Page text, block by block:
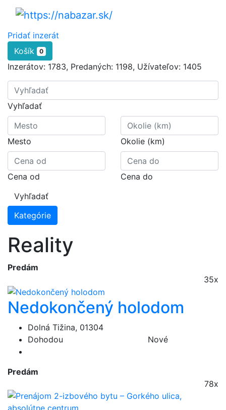
Pridať inzerát
Košík
0
Inzerátov: 1783, Predaných: 1198, Užívateľov: 1405
Vyhľadať
Mesto Okolie (km)
Cena od
Cena do
Vyhľadať
Kategórie
Reality
Predám
35x
Nedokončený holodom
Dolná Tižina, 01304
Dohodou
Nové
Predám
78x